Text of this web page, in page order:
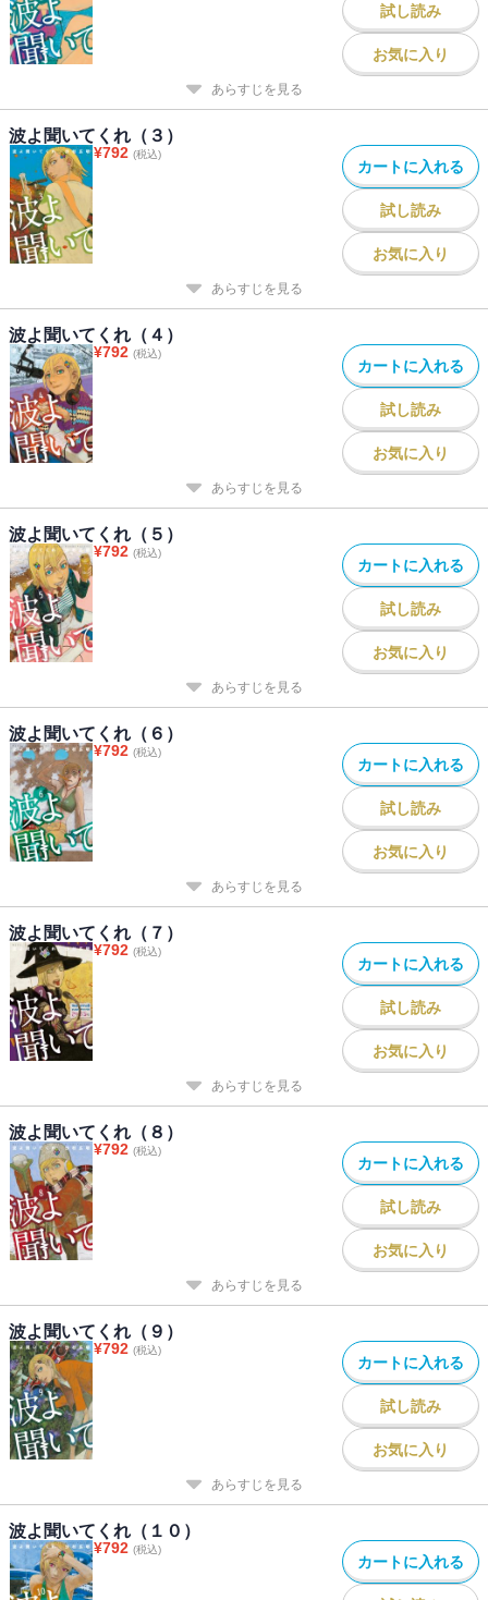
試し読み
お気に入り
あらすじを見る
波よ聞いてくれ（３）
¥792 (税込)
カートに入れる
試し読み
お気に入り
あらすじを見る
波よ聞いてくれ（４）
¥792 (税込)
カートに入れる
試し読み
お気に入り
あらすじを見る
波よ聞いてくれ（５）
¥792 (税込)
カートに入れる
試し読み
お気に入り
あらすじを見る
波よ聞いてくれ（６）
¥792 (税込)
カートに入れる
試し読み
お気に入り
あらすじを見る
波よ聞いてくれ（７）
¥792 (税込)
カートに入れる
試し読み
お気に入り
あらすじを見る
波よ聞いてくれ（８）
¥792 (税込)
カートに入れる
試し読み
お気に入り
あらすじを見る
波よ聞いてくれ（９）
¥792 (税込)
カートに入れる
試し読み
お気に入り
あらすじを見る
波よ聞いてくれ（１０）
¥792 (税込)
カートに入れる